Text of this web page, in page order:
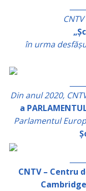
în urma
Din anul 2020,
a
Parlamentul
CNTV – Centru
Cambridge